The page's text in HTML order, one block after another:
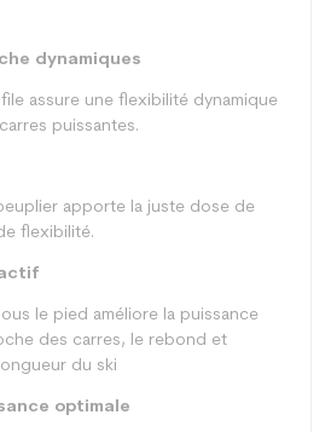
dynamiques
assure une flexibilité dynamique
puissantes.
apporte la juste dose de
flexibilité.
le pied améliore la puissance
des carres, le rebond et
du ski
optimale